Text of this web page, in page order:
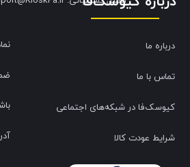
درباره ما
تماس با ما
کیوسک‌فا در شبکه‌های اجتماعی
شرایط عودت کالا